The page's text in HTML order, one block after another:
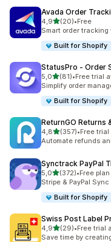
Avada Order
4,9av 5 stjerner
(20)
Totalt 20 omtaler
•Free
Smart order
Built for Shopify
StatusPro ‑ Order
5,0av 5 stjerner
(81)
Totalt 81 omtaler
•Free trial
Simplify order
Built for Shopify
ReturnGO Returns
4,8av 5 stjerner
(357)
Totalt 357 omtaler
•Free
Automate refunds
Synctrack PayPal
5,0av 5 stjerner
(372)
Totalt 372 omtaler
•Free
Stripe & PayPal
Built for Shopify
Swiss Post Label
4,9av 5 stjerner
(29)
Totalt 29 omtaler
•Free trial
Save time by